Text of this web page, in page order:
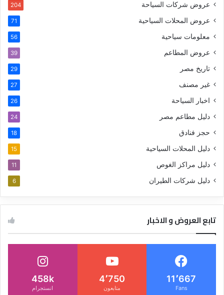
عروض شركات السياحة 204
عروض المحلات السياحية 71
معلومات سياحية 56
عروض المطاعم 39
تاريخ مصر 29
غير مصنف 27
اخبار السياحة 26
دليل مطاعم مصر 24
حجز فنادق 18
دليل المحلات السياحية 15
دليل مراكز الغوص 11
دليل شركات الطيران 6
تابع العروض و الاخبار
11٬667
Fans
4٬750
متابعون
458k
انستجرام